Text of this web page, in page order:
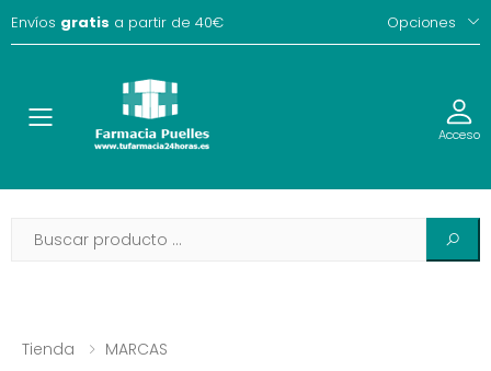
Envíos gratis a partir de 40€ Opciones
Toggle Acceso
Tienda MARCAS